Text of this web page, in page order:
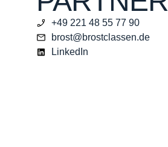
+49 221 48 55 77 90
brost@brostclassen.de
LinkedIn